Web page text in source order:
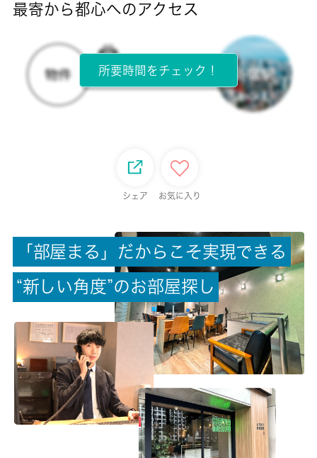
所在階
2階 / 3階建
償却/敷引
-/-
権利金/雑費
-/-
総戸数
現状/入居可能日
最寄から都心へのアクセス
所要時間をチェック！
シェア お気に入り
「 部屋 ま る 」 だ か ら こ そ実現で き る
“新 し い角 度”のお部屋探 し